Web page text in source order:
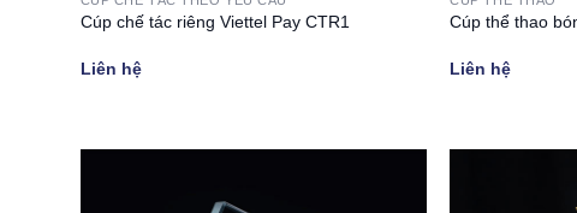
Cúp chế tác riêng Viettel Pay CTR1
Liên hệ
Cúp thể thao
Liên hệ